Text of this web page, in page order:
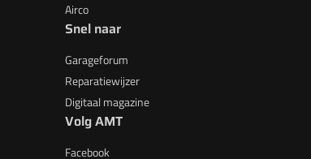
Airco
Snel naar
Garageforum
Reparatiewijzer
Digitaal magazine
Volg AMT
Facebook